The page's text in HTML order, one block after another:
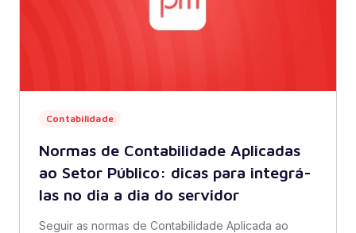
Contabilidade
Normas de Contabilidade Aplicadas
ao Setor Público: dicas para integrá-
las no dia a dia do servidor
Seguir as normas de Contabilidade Aplicada ao